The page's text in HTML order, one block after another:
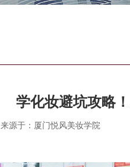
学化妆避坑攻略
来源于：厦门悦风美妆学院